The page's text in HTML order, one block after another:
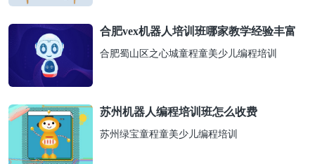
合肥vex机器人培训班哪家教学经验丰富
合肥蜀山区之心城童程童美少儿编程培训
苏州机器人编程培训班怎么收费
苏州绿宝童程童美少儿编程培训